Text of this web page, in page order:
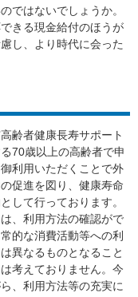
ではないでしょうか。
きる現金給付のほうが
し、より時代に会った
齢者健康長寿サポート
70歳以上の高齢者で申
利用いただくことで外
促進を図り、健康寿命
して行っております。
、利用方法の確認がで
的な消費活動等への利
異なるものとなること
考えておりません。今
、利用方法等の充実に